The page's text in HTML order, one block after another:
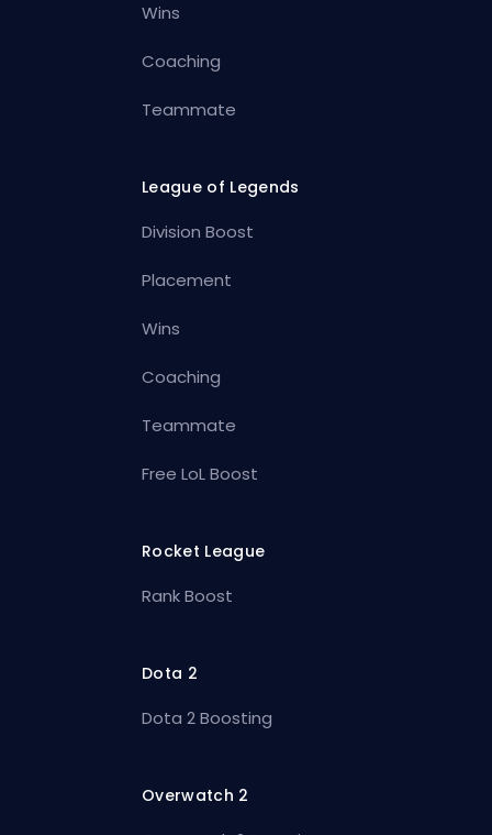
Wins
Coaching
Teammate
League of Legends
Division Boost
Placement
Wins
Coaching
Teammate
Free LoL Boost
Rocket League
Rank Boost
Dota 2
Dota 2 Boosting
Overwatch 2